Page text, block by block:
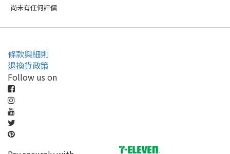
尚未有任何評價
條款與細則
退換貨政策
Follow us on